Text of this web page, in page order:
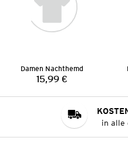
Damen Nachthemd
Preis:
15,99 €
in alle